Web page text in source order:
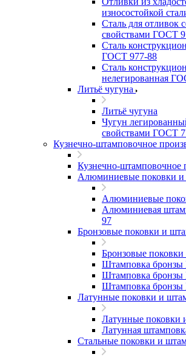
износостойкой
Сталь для отливок
свойствами ГОСТ
Сталь
ГОСТ 977-88
Сталь
нелегированная
Литьё чугуна
Литьё чугуна
Чугун
свойствами ГОСТ
Кузнечно-штамповочное
Кузнечно-штамповочное
Алюминиевые поковки
Алюминиевые
Алюминиевая
97
Бронзовые поковки и
Бронзовые
Штамповка
Штамповка
Штамповка
Латунные поковки и
Латунные поковки
Латунная
Стальные поковки и